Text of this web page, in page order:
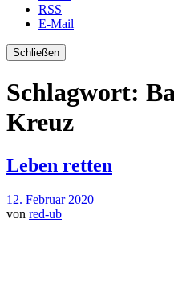
RSS
E-Mail
Schließen
Schlagwort:
Kreuz
Leben retten
12. Februar 2020
von red-ub